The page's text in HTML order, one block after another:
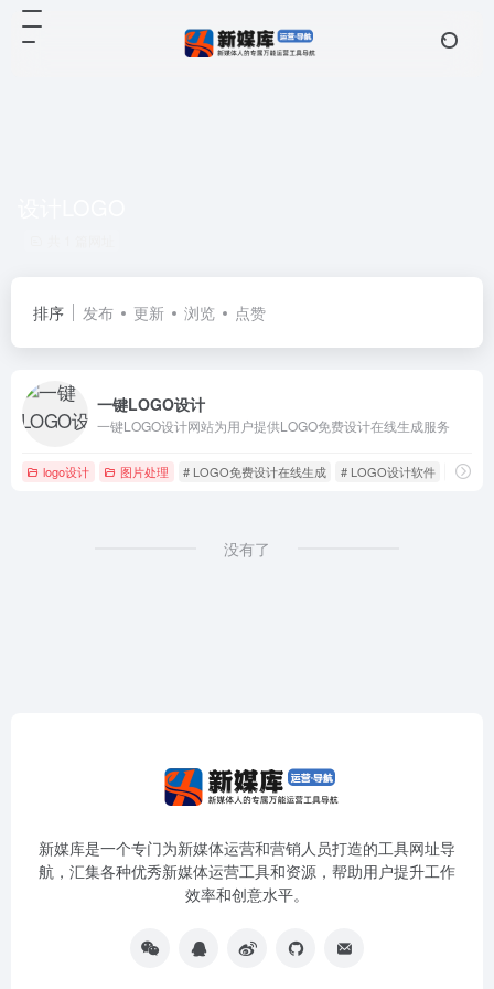
排序 发布 更新 浏览 点赞
一键LOGO设计
一键LOGO设计网站为用户提供LOGO免费设计在线生成服务
logo设计 图片处理 # LOGO免费设计在线生成 # LOGO设计软件 # 一键
没有了
新媒库是一个专门为新媒体运营和营销人员打造的工具网址导
航，汇集各种优秀新媒体运营工具和资源，帮助用户提升工作
效率和创意水平。